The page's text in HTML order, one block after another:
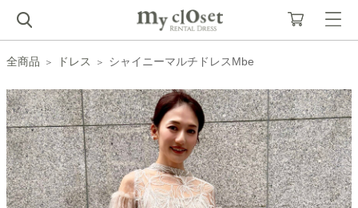
全商品 ドレス シャイニーマルチドレスMbe